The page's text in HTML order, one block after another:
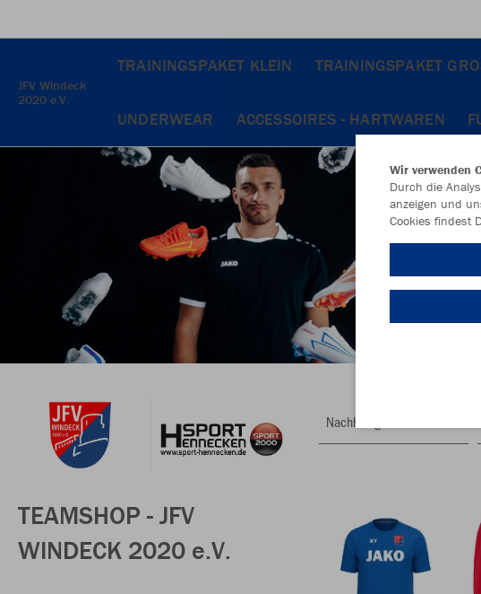
JFV Windeck
2020 e.V.
TRAININGSPAKET KLEIN TRAININGSPAKET
UNDERWEAR ACCESSOIRES - HARTWAREN
TEAMSHOP - JFV
WINDECK 2020 e.V.
Nachhaltig
Wir verwenden
Durch die
anzeigen und
Cookies findest